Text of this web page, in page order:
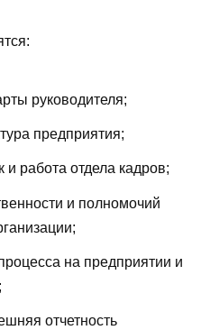
руководителя;
предприятия;
и работа отдела кадров;
и полномочий
на предприятии и
отчетность